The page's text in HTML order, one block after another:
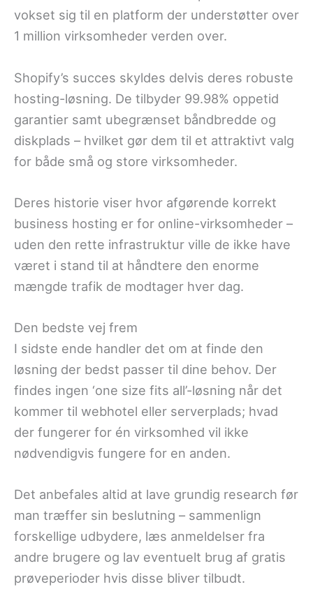
vokset sig til en platform der understøtter over
1 million virksomheder verden over.
Shopify’s succes skyldes delvis deres robuste
hosting-løsning. De tilbyder 99.98% oppetid
garantier samt ubegrænset båndbredde og
diskplads – hvilket gør dem til et attraktivt valg
for både små og store virksomheder.
Deres historie viser hvor afgørende korrekt
business hosting er for online-virksomheder –
uden den rette infrastruktur ville de ikke have
været i stand til at håndtere den enorme
mængde trafik de modtager hver dag.
Den bedste vej frem
I sidste ende handler det om at finde den
løsning der bedst passer til dine behov. Der
findes ingen ‘one size fits all’-løsning når det
kommer til webhotel eller serverplads; hvad
der fungerer for én virksomhed vil ikke
nødvendigvis fungere for en anden.
Det anbefales altid at lave grundig research før
man træffer sin beslutning – sammenlign
forskellige udbydere, læs anmeldelser fra
andre brugere og lav eventuelt brug af gratis
prøveperioder hvis disse bliver tilbudt.